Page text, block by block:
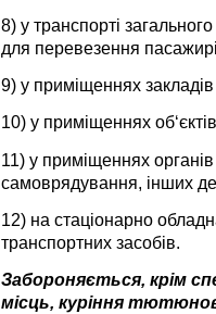
8) у транспорті
для перевезення
9) у приміщеннях
10) у приміщеннях
11) у приміщеннях
самоврядування, інших
12) на стаціонарно
транспортних засобів.
Забороняється, крім
місць, куріння